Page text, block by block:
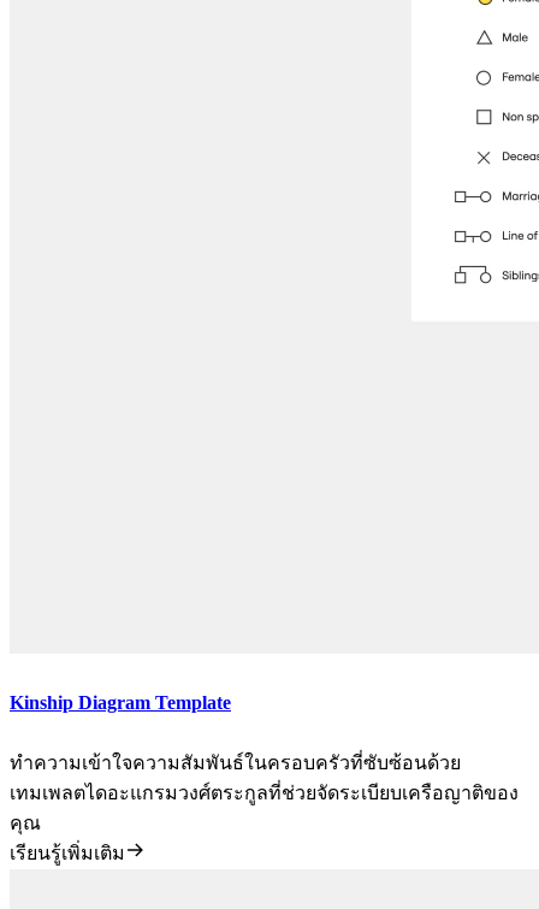
Kinship Diagram Template
ทำความเข้าใจความสัมพันธ์ในครอบครัวที่ซับซ้อนด้วย
เทมเพลตไดอะแกรมวงศ์ตระกูลที่ช่วยจัดระเบียบเครือญาติของ
คุณ
เรียนรู้เพิ่มเติม